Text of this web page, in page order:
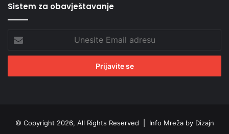
Sistem za obavještavanje
Email
adresu
© Copyright 2026, All Rights Reserved | Info Mreža by Dizajn